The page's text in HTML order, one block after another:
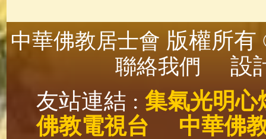
中華佛教居士會 版權所
聯絡我們
設
友站連結 : 集氣光明心
佛教電視台
中華佛